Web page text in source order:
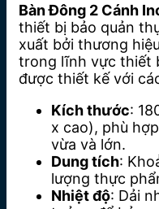
Bàn Đông 2 Cánh
thiết bị bảo quản
xuất bởi thương
trong lĩnh vực thiết
được thiết kế với
Kích thước:
x cao), phù
vừa và lớn.
Dung tích:
lượng thực
Nhiệt độ: Dải